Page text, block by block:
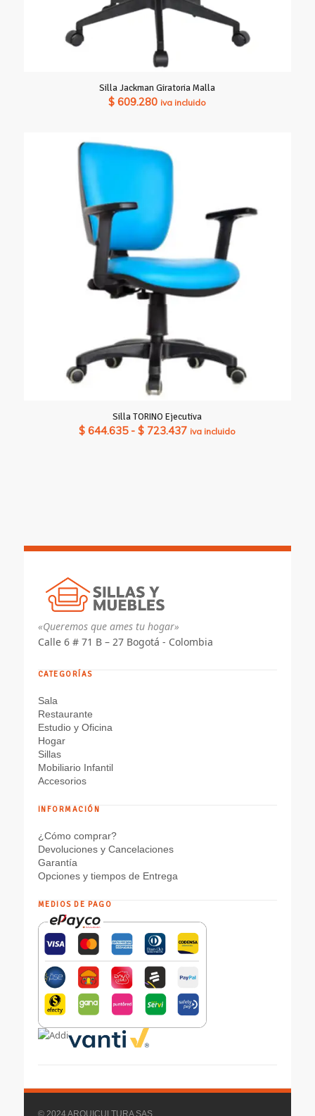
Silla Jackman Giratoria Malla
$ 609.280 iva incluido
Silla TORINO Ejecutiva
$ 644.635 - $ 723.437Rango
iva incluido
«Queremos que ames tu hogar»
Calle 6 # 71 B – 27 Bogotá - Colombia
CATEGORÍAS
Sala
Restaurante
Estudio y Oficina
Hogar
Sillas
Mobiliario Infantil
Accesorios
INFORMACIÓN
¿Cómo comprar?
Devoluciones y Cancelaciones
Garantía
Opciones y tiempos de Entrega
MEDIOS DE PAGO